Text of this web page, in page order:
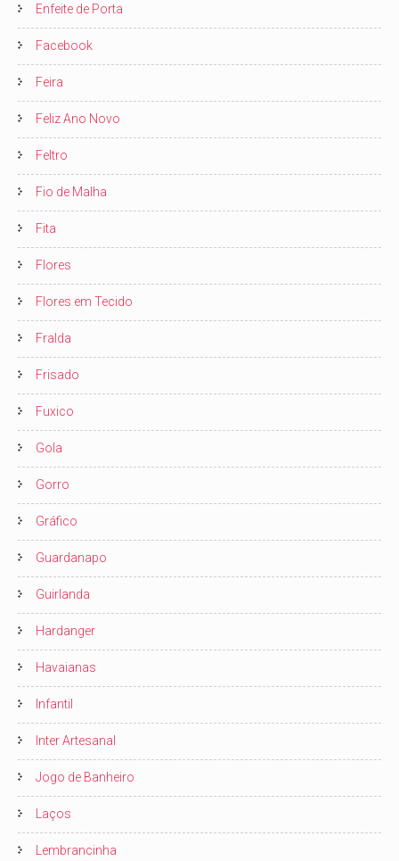
Enfeite de Porta
Facebook
Feira
Feliz Ano Novo
Feltro
Fio de Malha
Fita
Flores
Flores em Tecido
Fralda
Frisado
Fuxico
Gola
Gorro
Gráfico
Guardanapo
Guirlanda
Hardanger
Havaianas
Infantil
Inter Artesanal
Jogo de Banheiro
Laços
Lembrancinha